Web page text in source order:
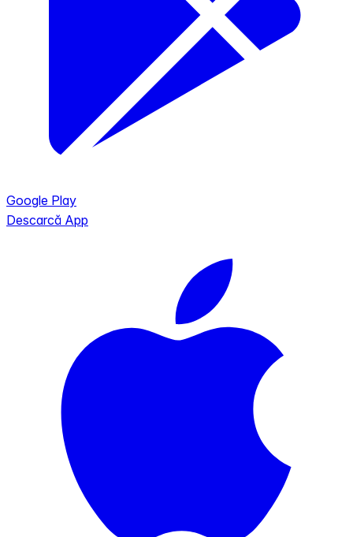
Google Play
Descarcă App